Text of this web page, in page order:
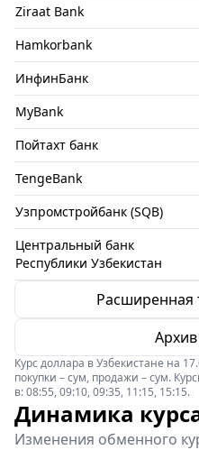
Ziraat Bank
Hamkorbank
ИнфинБанк
MyBank
Пойтахт банк
TengeBank
Узпромстройбанк (SQB)
Центральный банк
Республики Узбекистан
Расширенная
Курс доллара в Узбекистане на
покупки – сум, продажи – сум.
в: 08:55, 09:10, 09:35, 11:15, 15:15.
Динамика
Изменения обменного